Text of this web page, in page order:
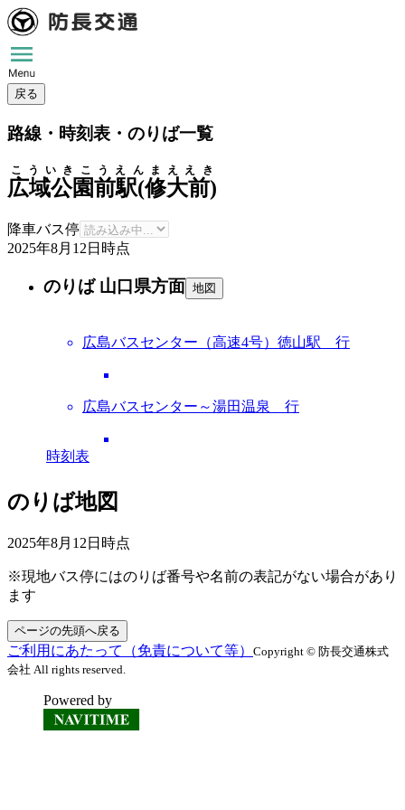
戻る
路線・時刻表・のりば一覧
広域公園前駅(修大前)
こういきこうえんまええき
降車バス停
2025年8月12日 時点
のりば 山口県方面 地図
広島バスセンター（高速4号）徳山駅 行
広島バスセンター～湯田温泉 行
時刻表
のりば地図
2025年8月12日 時点
※現地バス停にはのりば番号や名前の表記がない場合があり
ます
ページの先頭へ戻る
ご利用にあたって（免責について等） Copyright © 防長交通株式
会社 All rights reserved.
Powered by